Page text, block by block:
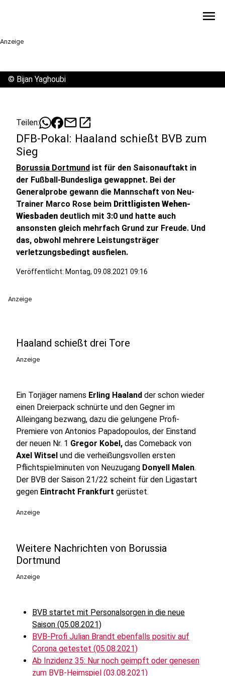
menu
Anzeige
© Bijan Yaghoubi
Teilen: mailopen_in_new
DFB-Pokal: Haaland schießt BVB zum
Sieg
Borussia Dortmund ist für den Saisonauftakt in
der Fußball-Bundesliga gewappnet. Bei der
Generalprobe gewann die Mannschaft von Neu-
Trainer Marco Rose beim Drittligisten Wehen-
Wiesbaden deutlich mit 3:0 und hatte auch
ansonsten gleich mehrfach Grund zur Freude. Und
das, obwohl mehrere Leistungsträger
verletzungsbedingt ausfielen.
Veröffentlicht: Montag, 09.08.2021 09:16
Anzeige
Haaland schießt drei Tore
Anzeige
Ein Torjäger namens Erling Haaland der schon wieder
einen Dreierpack schnürte und den Gegner im
Alleingang bezwang, dazu die gelungene Profi-
Premiere von Antonios Papadopoulos, der Einstand
der neuen Nr. 1 Gregor Kobel, das Comeback von
Axel Witsel und die verheißungsvollen ersten
Pflichtspielminuten von Neuzugang Donyell Malen.
Der BVB der Saison 21/22 scheint für den Ligastart
gegen Eintracht Frankfurt gerüstet.
Anzeige
Weitere Nachrichten von Borussia
Dortmund
Anzeige
BVB startet mit Personalsorgen in die neue
Saison (05.08.2021)
BVB-Profi Julian Brandt ebenfalls positiv auf
Corona getestet (05.08.2021)
Ab Inzidenz 35: Nur noch geimpft oder genesen
zum BVB-Heimspiel (03.08.2021)